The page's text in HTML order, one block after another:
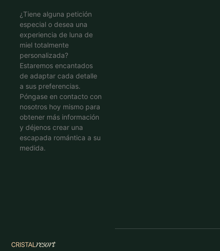
¿Tiene alguna petición
especial o desea una
experiencia de luna de
miel totalmente
personalizada?
Estaremos encantados
de adaptar cada detalle
a sus preferencias.
Póngase en contacto con
nosotros hoy mismo para
obtener más información
y déjenos crear una
escapada romántica a su
medida.